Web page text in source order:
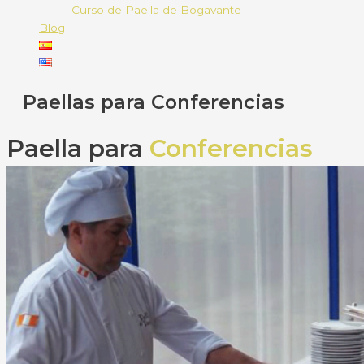
Curso de Paella de Bogavante
Blog
Paellas para Conferencias
Paella para Conferencias